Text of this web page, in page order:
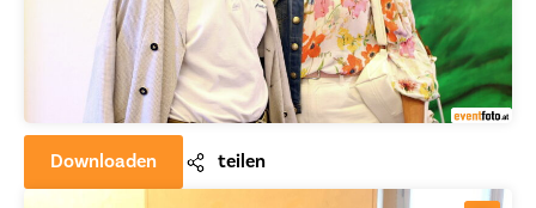
Downloaden teilen